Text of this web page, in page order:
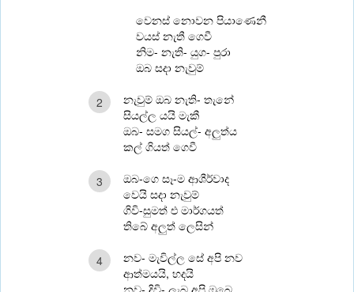
වෙනස් නොවන පියාණෙනී
වයස් නැතී ගෙවී
නිම- නැති- යුග- පුරා
ඔබ සදා නැවුම්
2
නැවුම් ඔබ නැති- තැනේ
සියල්ල යයි මැකී
ඔබ- සමග සියල්- අලුත්ය
කල් ගියත් ගෙවී
3
ඔබ-ගෙ සෑ-ම ආශීර්වාද
වෙයි සදා නැවුම්
ගිවි-සුමත් එ මාර්ගයත්
තිබේ අලුත් ලෙසින්
4
නව- මැවිල්ල සේ අපි නව
ආත්මයයි, හදයි
නව- දිවි- ලැබ අපි ඔබෙ